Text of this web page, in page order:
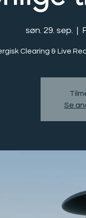
søn. 29. sep.
  |
Clearing & Live
Se